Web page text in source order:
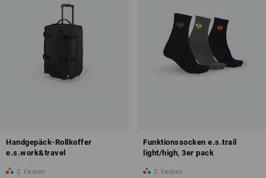
Handgepäck-Rollkoffer
e.s.work&travel
2 Farben
Funktionssocken e.s.trail
light/high, 3er pack
2 Farben